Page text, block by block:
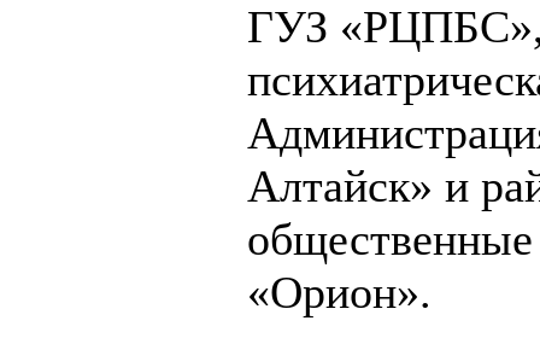
ГУЗ «РЦПБС»,
Алтайск» и
«Орион».